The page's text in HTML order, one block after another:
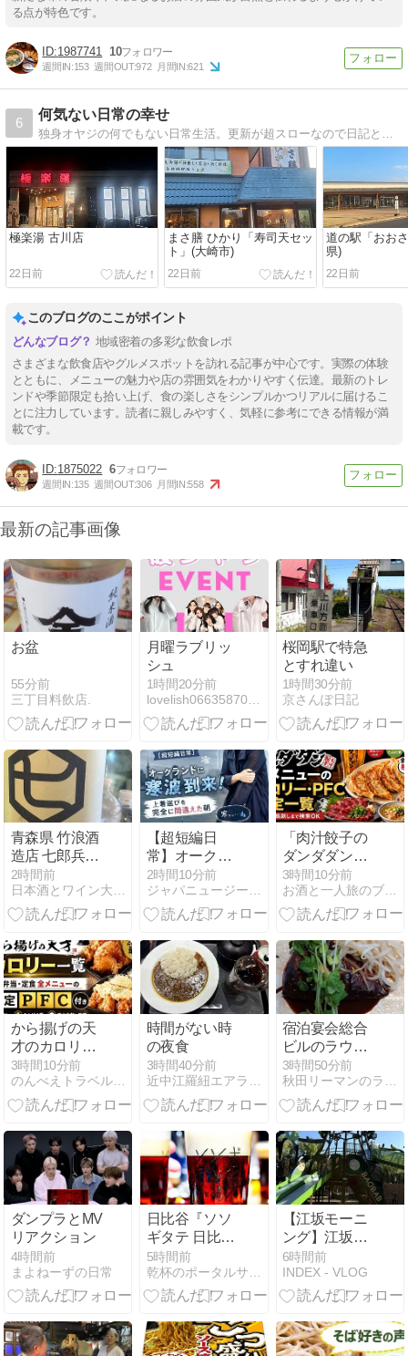
る点が特色です。
1987741 10
週間IN:153 週間OUT:972 月間IN:621
6
何気ない日常の幸せ
独身オヤジの何でもない日常生活。更新が超スローなので日記と言うより記録化してます(^_^;)
極楽湯 古川店
22日前
まさ膳 ひかり「寿司天セッ
ト」(大崎市)
22日前
道の駅「おお
県)
22日前
このブログのここがポイント
地域密着の多彩な飲食レポ
さまざまな飲食店やグルメスポットを訪れる記事が中心です。実際の体験
とともに、メニューの魅力や店の雰囲気をわかりやすく伝達。最新のトレ
ンドや季節限定も拾い上げ、食の楽しさをシンプルかつリアルに届けるこ
とに注力しています。読者に親しみやすく、気軽に参考にできる情報が満
載です。
1875022 6
週間IN:135 週間OUT:306 月間IN:558
最新の記事画像
お盆
55分前
三丁目料飲店.
月曜ラブリッ
シュ
1時間20分前
lovelish0663587077のブログ
桜岡駅で特急
とすれ違い
1時間30分前
京さんぽ日記
青森県 竹浪酒
造店 七郎兵衛
純米吟醸
2023BY！
2時間前
日本酒とワイン大森のとってもオッティモ！
【超短編日
常】オークラ
ンドに寒波到
来！上着選び
を完全に間違
2時間10分前
ジャパニュージーらいふ
「肉汁餃子の
ダンダダン」
全メニューの
カロリー・
PFC推定一覧
刺しまで検索
OK
3時間10分前
お酒と一人旅のブログ
から揚げの天
才のカロリー
一覧｜弁当・
定食全メニュ
ーの推定
最新】
3時間10分前
のんべえトラベル | お酒と旅行が大好きな人
時間がない時
の夜食
3時間40分前
近中江羅紐エアライン
宿泊宴会総合
ビルのラウン
ジランチで６
００円の絶品
サバ味噌煮定
3時間50分前
秋田リーマンのランチブログ
ダンプラとMV
リアクション
4時間前
まよねーずの日常
日比谷『ソソ
ギタテ 日比谷
OKUROJI店』
キリンシティ
新業態！3種
番搾りと燻製
小皿を満喫
5時間前
【江坂モーニ
ング】江坂公
園の中でパン
ケーキ！
「PARK
BRANCO」で
朝カフェを楽
6時間前
INDEX - VLOG